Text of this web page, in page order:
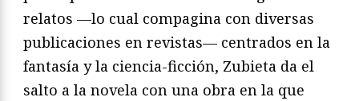
relatos —lo cual compagina con diversas
publicaciones en revistas— centrados en la
fantasía y la ciencia-ficción, Zubieta da el
salto a la novela con una obra en la que